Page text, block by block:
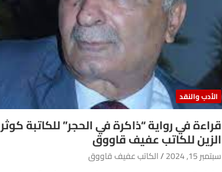
الأدب والنقد
قراءة في رواية “ذاكرة في الحجر” للكاتبة كوثر
الزين للكاتب عفيف قاووق
سبتمبر 15, 2024 الكاتب عفيف قاووق